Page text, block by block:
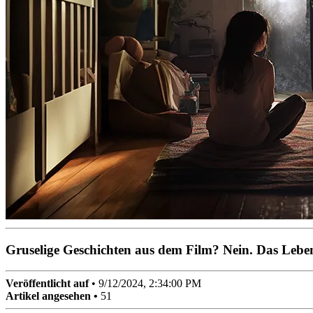
Gruselige Geschichten aus dem Film? Nein. Das
Veröffentlicht auf• 9/12/2024, 2:34:00 PM
Artikel angesehen • 51